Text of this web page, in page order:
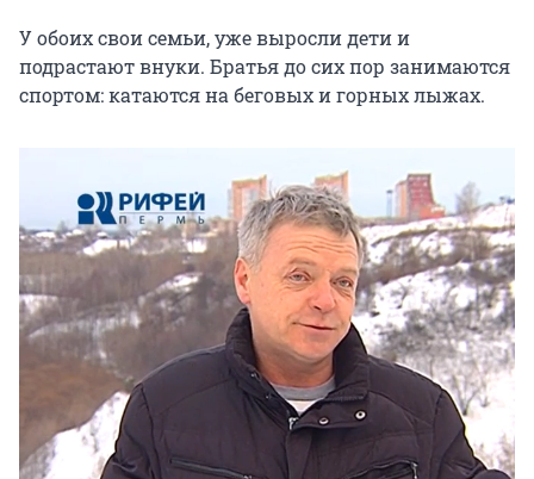
У обоих свои семьи, уже выросли дети и
подрастают внуки. Братья до сих пор занимаются
спортом: катаются на беговых и горных лыжах.